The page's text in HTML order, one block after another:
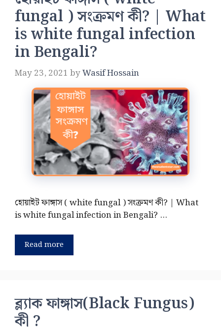
fungal ) সংক্রমণ কী? | What
is white fungal infection
in Bengali?
May 23, 2021 byWasif Hossain
হোয়াইট ফাঙ্গাস ( white fungal ) সংক্রমণ কী? | What
is white fungal infection in Bengali? …
Read more
ব্ল্যাক ফাঙ্গাস(Black Fungus)
কী ?